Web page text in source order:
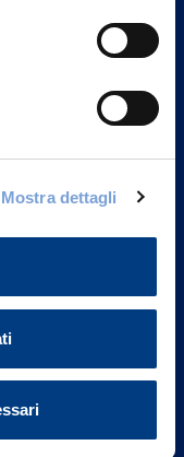
Mostra dettagli